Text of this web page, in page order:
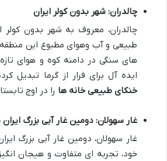
چالدران: شهر بدون کولر ایران
چالدران، معروف به شهر بدون کولر
طبیعی و آب وهوای مطبوع این
های سنگی در دامنه کوه و هوای
ایده آل برای فرار از گرما تبدیل
خنکای طبیعی خانه ها را در اوج
غار سهولان: دومین غار آبی بزرگ
غار سهولان، دومین غار آبی بزرگ
خود، تجربه ای متفاوت و هیجان